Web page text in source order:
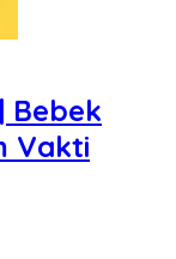
Bebek
Vakti